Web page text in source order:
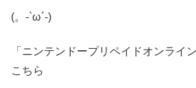
(。-`ω´-)
「ニンテンドープリペイドオンライ
こちら